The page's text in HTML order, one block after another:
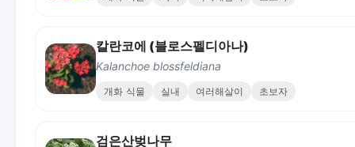
칼란코에 (블로스펠디아나)
Kalanchoe blossfeldiana
개화 식물 실내 여러해살이 초보자
검은산벚나무